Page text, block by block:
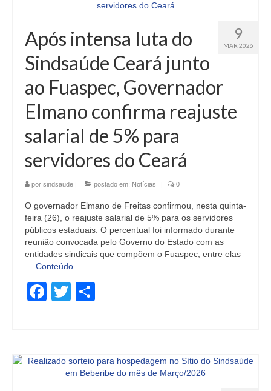
9
MAR 2026
Após intensa luta do
Sindsaúde Ceará junto
ao Fuaspec, Governador
Elmano confirma reajuste
salarial de 5% para
servidores do Ceará
por sindsaude | postado em: Notícias | 0
O governador Elmano de Freitas confirmou, nesta quinta-
feira (26), o reajuste salarial de 5% para os servidores
públicos estaduais. O percentual foi informado durante
reunião convocada pelo Governo do Estado com as
entidades sindicais que compõem o Fuaspec, entre elas
Conteúdo
Facebook
Twitter